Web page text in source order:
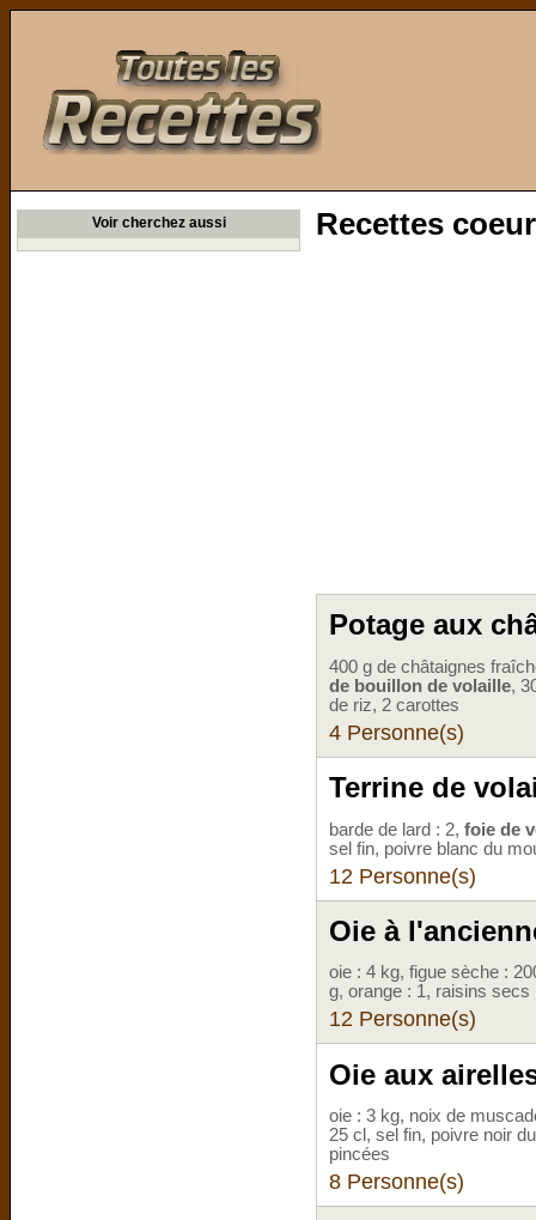
Voir cherchez aussi Recettes
Potage aux
400 g de châtaignes
de bouillon de volaille,
de riz, 2 carottes
4 Personne(s)
Terrine de
barde de lard : 2, foie de
sel fin, poivre blanc du
12 Personne(s)
Oie à
oie : 4 kg, figue sèche :
g, orange : 1, raisins secs
12 Personne(s)
Oie aux
oie : 3 kg, noix de
25 cl, sel fin, poivre noir
pincées
8 Personne(s)